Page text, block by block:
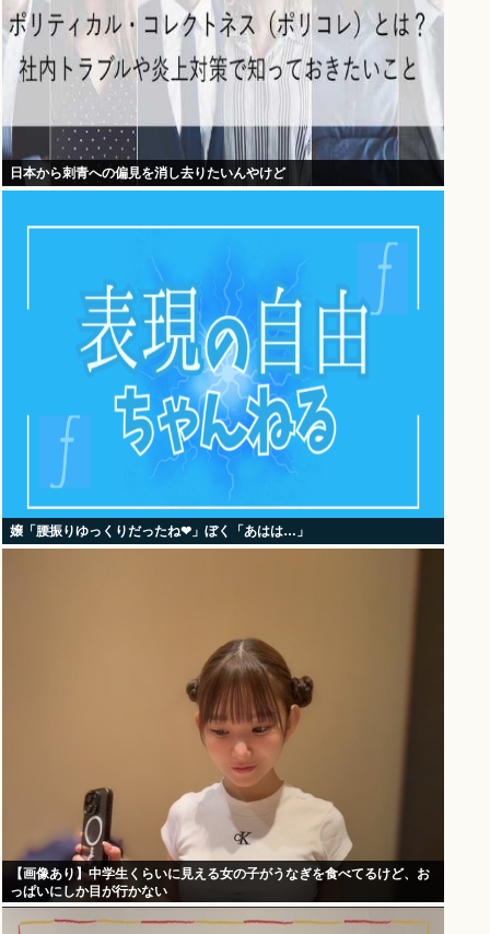
日本から刺青への偏見を消し去りたいんやけど
嬢「腰振りゆっくりだったね❤」ぼく「あはは…」
【画像あり】中学生くらいに見える女の子がうなぎを食べてるけど、お
っぱいにしか目が行かない